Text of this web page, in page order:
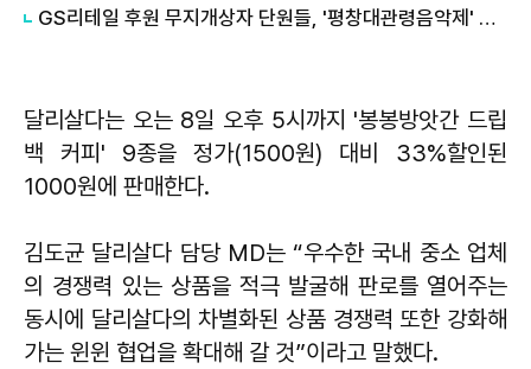
GS리테일 후원 무지개상자 단원들, '평창대관령음악제' 참여
달리살다는 오는 8일 오후 5시까지 '봉봉방앗간 드립
백 커피' 9종을 정가(1500원) 대비 33%할인된
1000원에 판매한다.
김도균 달리살다 담당 MD는 “우수한 국내 중소 업체
의 경쟁력 있는 상품을 적극 발굴해 판로를 열어주는
동시에 달리살다의 차별화된 상품 경쟁력 또한 강화해
가는 윈윈 협업을 확대해 갈 것”이라고 말했다.